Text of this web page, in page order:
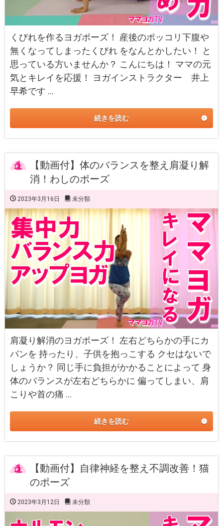
くびれを作るヨガポーズ！ 産後のポッコリ下腹や
無くなってしまったくびれ をなんとかしたい！ と
思っている方いませんか？ こんにちは！ ママの元
気とキレイを応援！ ヨガインストラクター 井上
早希です …
続きを読む
【動画付】体のバランスを整え肩凝り解
消！わしのポーズ
2023年3月16日 未分類
肩凝り解消のヨガポーズ！ 左右どちらかの手にカ
バンを 持ったり、子供を抱っこする クセはないで
しょうか？ 同じ手に負担がかかることによって 身
体のバランスが左右どちらかに 偏ってしまい、肩
こりや首の痛 …
続きを読む
【動画付】自律神経を整え不調改善！猫
のポーズ
2023年3月12日 未分類